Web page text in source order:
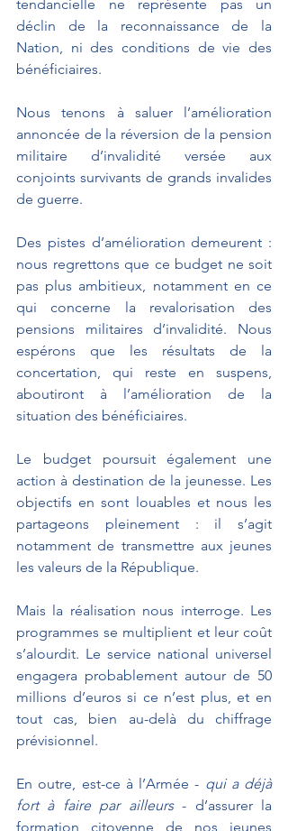
tendancielle ne représente pas un
déclin de la reconnaissance de la
Nation, ni des conditions de vie des
bénéficiaires.
Nous tenons à saluer l’amélioration
annoncée de la réversion de la pension
militaire d’invalidité versée aux
conjoints survivants de grands invalides
de guerre.
Des pistes d’amélioration demeurent :
nous regrettons que ce budget ne soit
pas plus ambitieux, notamment en ce
qui concerne la revalorisation des
pensions militaires d’invalidité. Nous
espérons que les résultats de la
concertation, qui reste en suspens,
aboutiront à l’amélioration de la
situation des bénéficiaires.
Le budget poursuit également une
action à destination de la jeunesse. Les
objectifs en sont louables et nous les
partageons pleinement : il s’agit
notamment de transmettre aux jeunes
les valeurs de la République.
Mais la réalisation nous interroge. Les
programmes se multiplient et leur coût
s’alourdit. Le service national universel
engagera probablement autour de 50
millions d’euros si ce n’est plus, et en
tout cas, bien au-delà du chiffrage
prévisionnel.
En outre, est-ce à l’Armée - qui a déjà
fort à faire par ailleurs - d’assurer la
formation citoyenne de nos jeunes